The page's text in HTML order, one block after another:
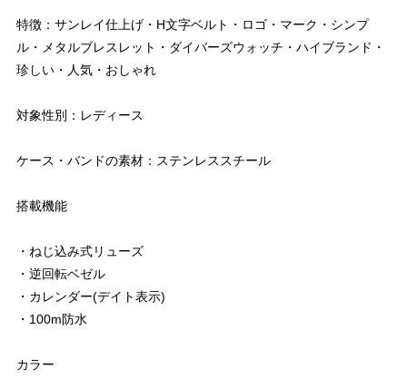
特徴：サンレイ仕上げ・H文字ベルト・ロゴ・マーク・シンプ
ル・メタルブレスレット・ダイバーズウォッチ・ハイブランド・
珍しい・人気・おしゃれ
対象性別：レディース
ケース・バンドの素材：ステンレススチール
搭載機能
・ねじ込み式リューズ
・逆回転ベゼル
・カレンダー(デイト表示)
・100m防水
カラー